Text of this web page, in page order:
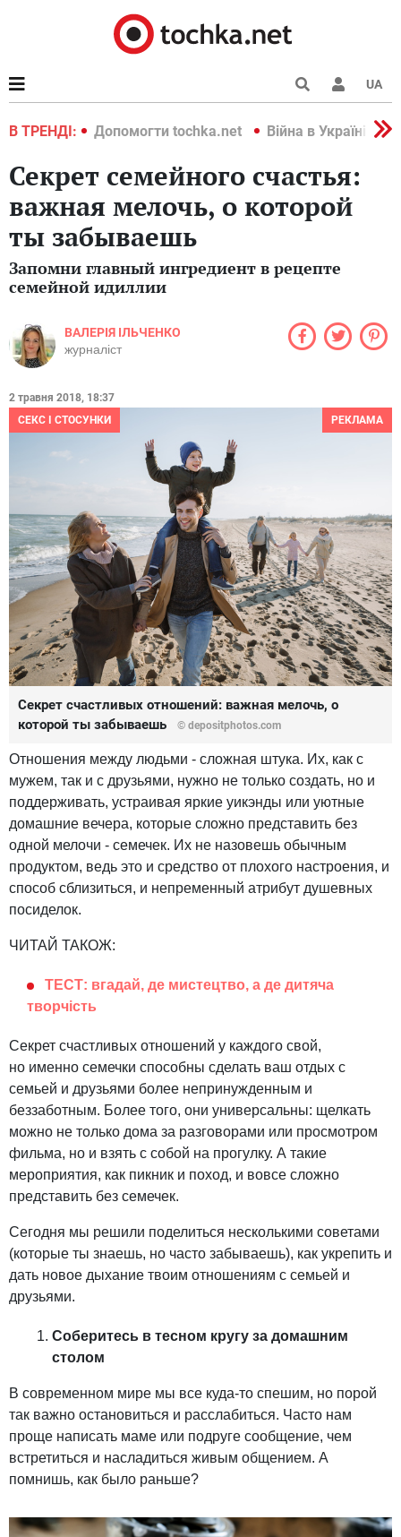
UA
В ТРЕНДІ:
2022 Допомогти tochka.net Війна в Україні 2022
Секрет семейного счастья:
важная мелочь, о которой
ты забываешь
Запомни главный ингредиент в рецепте
семейной идиллии
ВАЛЕРІЯ ІЛЬЧЕНКО
журналіст
2 травня 2018, 18:37
СЕКС І СТОСУНКИ
РЕКЛАМА
Секрет счастливых отношений: важная мелочь, о
которой ты забываешь
© depositphotos.com
Отношения между людьми - сложная штука. Их, как с
мужем, так и с друзьями, нужно не только создать, но и
поддерживать, устраивая яркие уикэнды или уютные
домашние вечера, которые сложно представить без
одной мелочи - семечек. Их не назовешь обычным
продуктом, ведь это и средство от плохого настроения, и
способ сблизиться, и непременный атрибут душевных
посиделок.
ЧИТАЙ ТАКОЖ:
ТЕСТ: вгадай, де мистецтво, а де дитяча
творчість
Секрет счастливых отношений у каждого свой,
но именно семечки способны сделать ваш отдых с
семьей и друзьями более непринужденным и
беззаботным. Более того, они универсальны: щелкать
можно не только дома за разговорами или просмотром
фильма, но и взять с собой на прогулку. А такие
мероприятия, как пикник и поход, и вовсе сложно
представить без семечек.
Сегодня мы решили поделиться несколькими советами
(которые ты знаешь, но часто забываешь), как укрепить и
дать новое дыхание твоим отношениям с семьей и
друзьями.
Соберитесь в тесном кругу за домашним
столом
В современном мире мы все куда-то спешим, но порой
так важно остановиться и расслабиться. Часто нам
проще написать маме или подруге сообщение, чем
встретиться и насладиться живым общением. А
помнишь, как было раньше?